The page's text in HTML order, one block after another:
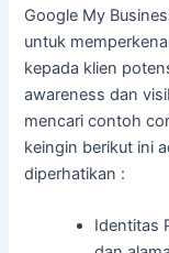
Google My
untuk
kepada klien
awareness dan
mencari contoh
keingin berikut ini
diperhatikan :
Identitas